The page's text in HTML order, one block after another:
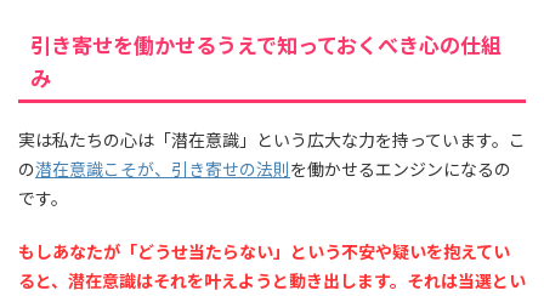
引き寄せを働かせるうえで知っておくべき心の仕組
み
実は私たちの心は「潜在意識」という広大な力を持っています。こ
の潜在意識こそが、引き寄せの法則を働かせるエンジンになるの
です。
もしあなたが「どうせ当たらない」という不安や疑いを抱えてい
ると、潜在意識はそれを叶えようと動き出します。それは当選とい